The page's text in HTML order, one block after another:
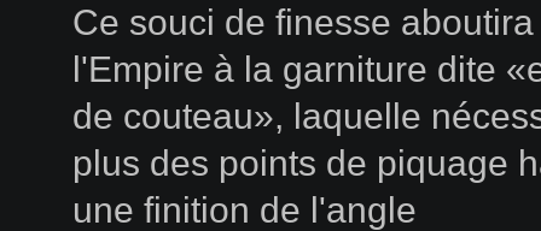
Ce souci de finesse
l'Empire à la garniture dite
de couteau», laquelle
plus des points de piquage
une finition de l'angle